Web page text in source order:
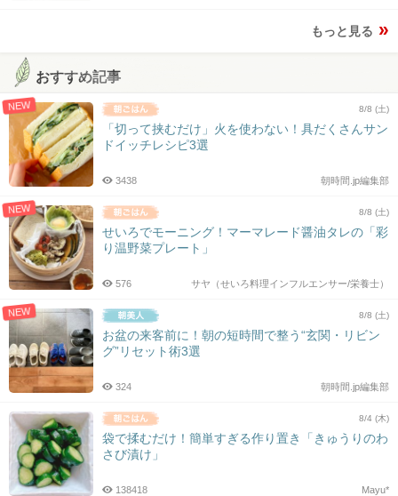
もっと見る
おすすめ記事
NEW 8/8 (土)
「切って挟むだけ」火を使わない！具だくさんサン
ドイッチレシピ3選
朝時間.jp編集部
3438
NEW 8/8 (土)
せいろでモーニング！マーマレード醤油タレの「彩
り温野菜プレート」
サヤ（せいろ料理インフルエンサー/栄養士）
576
NEW 8/8 (土)
お盆の来客前に！朝の短時間で整う“玄関・リビン
グ”リセット術3選
朝時間.jp編集部
324
8/4 (木)
袋で揉むだけ！簡単すぎる作り置き「きゅうりのわ
さび漬け」
Mayu*
138418